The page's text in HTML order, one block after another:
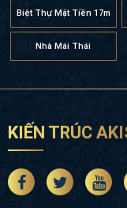
Biệt Thự Mặt Tiền 17m
Nhà Mái Thái
KIẾN TRÚC